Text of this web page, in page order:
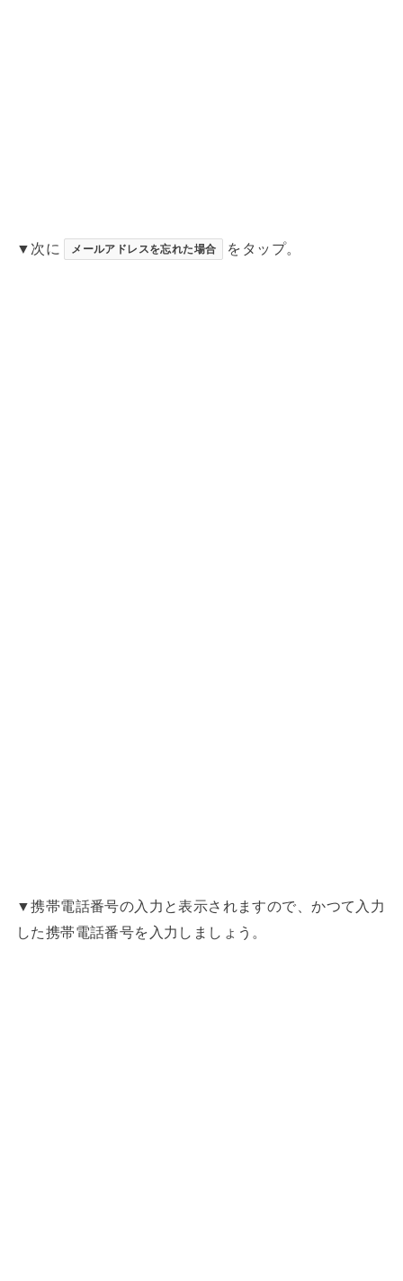
▼次に メールアドレスを忘れた場合 をタップ。
▼携帯電話番号の入力と表示されますので、かつて入力
した携帯電話番号を入力しましょう。